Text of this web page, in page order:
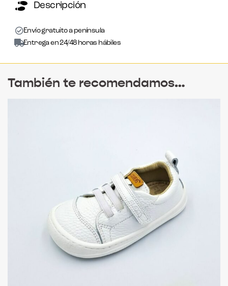
Descripción
Envío gratuito a península
Entrega en 24/48 horas hábiles
También te recomendamos…